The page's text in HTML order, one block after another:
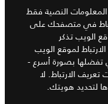
النصية فقط
في متصفحك على
الويب تذكر
لموقع الويب
تفضلها بصورة أسرع -
الارتباط. لا
لتحديد هويتك.